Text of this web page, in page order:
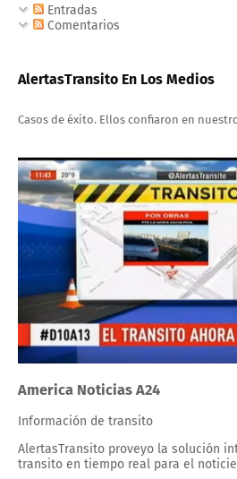
Entradas
Comentarios
AlertasTransito En Los Medios
Casos de éxito. Ellos confiaron en
America Noticias A24
Información de transito
AlertasTransito proveyo la solución
transito en tiempo real para el